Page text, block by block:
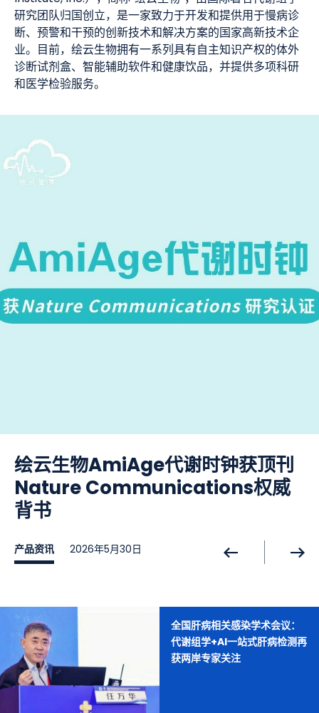
研究团队归国创立，是一家致力于开发和提供用于慢病诊
断、预警和干预的创新技术和解决方案的国家高新技术企
业。目前，绘云生物拥有一系列具有自主知识产权的体外
诊断试剂盒、智能辅助软件和健康饮品，并提供多项科研
和医学检验服务。
绘云医学检验实验室获CNAS实验
室认可证书
重磅！绘云生物三大产品获批国家
医疗器械注册证
绘云生物牵手博圣生物 共谱新生儿
疾病筛查新未来
慢性肝病防治“智能”时代：绘云生
物创新肝病诊断软件获证
猪胆酸“出圈” 再掀媒体关注新热点
绘云焦点
绘云医学检验实验室通过多项卫健
委临检中心室间质评
绘云生物糖尿病检测项目获深圳市
工信局生物医药领域最高资助
绘云生物AmiAge代谢时钟获顶刊
Nature Communications权威
背书
产品资讯 2026年5月30日
绘云生物智能肝纤维化分级评估系
统获国际顶刊Cell Reports
Medicine验证
产品资讯 2026年4月1日
中国POWER50企业榜单：绘云生
物获评AI+医疗健康领域创新领军企
业​
绘云焦点 2025年7月28日
200万资助！绘云生物喜获深圳高
端医疗器械专项资金
绘云再度全项通过NCCL室间质评
绘云焦点
喜报！绘云生物院士（专家）工作
站挂牌启动
精益求精，满分通过多项NCCL室
间质评
专精特新，深耕出海！绘云生物再
获殊荣
绘云生物又一肝病诊断产品获中国
发明专利
新生儿先天性胆道闭锁筛查项目于
三所医院开启临床试验
筑巢引凤！绘云生物获批深圳市博
士后创新实践基地
绘云生物维生素D测定试剂盒获批
二类医疗器械注册证
绘云医学检验实验室获CNAS实验
室认可证书
重磅！绘云生物三大产品获批国家
医疗器械注册证
绘云生物牵手博圣生物 共谱新生儿
疾病筛查新未来
慢性肝病防治“智能”时代：绘云生
物创新肝病诊断软件获证
猪胆酸“出圈” 再掀媒体关注新热点
绘云焦点
绘云医学检验实验室通过多项卫健
委临检中心室间质评
绘云生物糖尿病检测项目获深圳市
工信局生物医药领域最高资助
绘云生物AmiAge代谢时钟获顶刊
Nature Communications权威
背书
产品资讯 2026年5月30日
绘云生物智能肝纤维化分级评估系
统获国际顶刊Cell Reports
Medicine验证
产品资讯 2026年4月1日
中国POWER50企业榜单：绘云生
物获评AI+医疗健康领域创新领军企
业​
绘云焦点 2025年7月28日
200万资助！绘云生物喜获深圳高
端医疗器械专项资金
绘云再度全项通过NCCL室间质评
绘云焦点
喜报！绘云生物院士（专家）工作
站挂牌启动
精益求精，满分通过多项NCCL室
间质评
全国肝病相关感染学术会议：
代谢组学+AI一站式肝病检测再
获两岸专家关注